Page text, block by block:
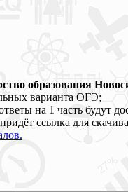
образования
варианта ОГЭ;
на 1 часть будут
ссылка для